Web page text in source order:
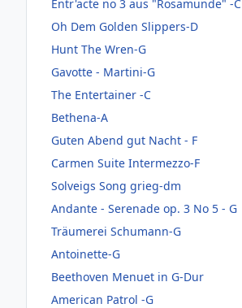
Entr'acte no 3 aus "Rosamunde" -C
Oh Dem Golden Slippers-D
Hunt The Wren-G
Gavotte - Martini-G
The Entertainer -C
Bethena-A
Guten Abend gut Nacht - F
Carmen Suite Intermezzo-F
Solveigs Song grieg-dm
Andante - Serenade op. 3 No 5 - G
Träumerei Schumann-G
Antoinette-G
Beethoven Menuet in G-Dur
American Patrol -G